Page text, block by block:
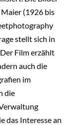
(1926 bis
stellt sich in
Film erzählt
auch die
im
die
das Interesse an